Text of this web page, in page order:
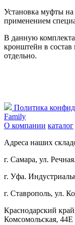
Установка муфты на
применением
В данную
кронштейн в
отдельно.
Политика
Family
О компании каталог
Адреса наших
г. Самара, ул.
г. Уфа.
г. Ставрополь, ул.
Краснодарский
Комсомольская, 44Е